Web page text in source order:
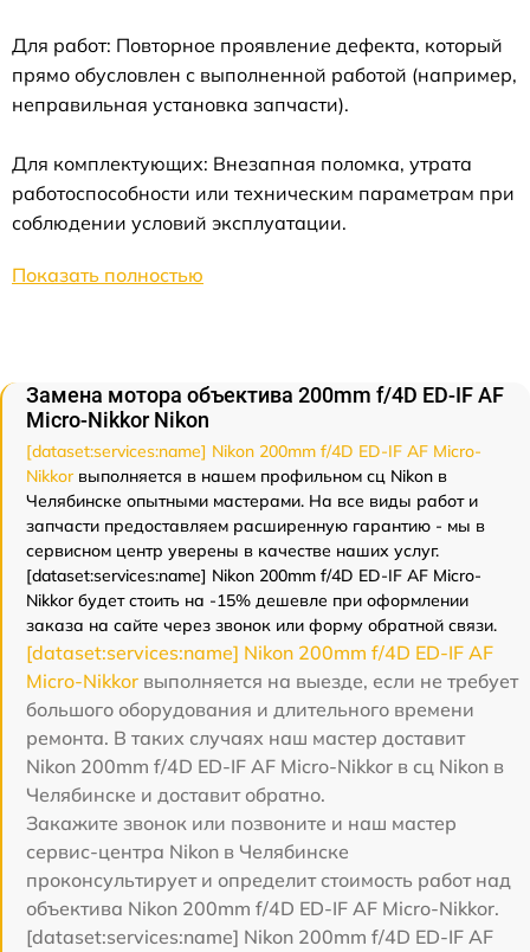
Для работ: Повторное проявление дефекта, который
прямо обусловлен с выполненной работой (например,
неправильная установка запчасти).
Для комплектующих: Внезапная поломка, утрата
работоспособности или техническим параметрам при
соблюдении условий эксплуатации.
Показать полностью
Замена мотора объектива 200mm f/4D ED-IF AF
Micro-Nikkor Nikon
[dataset:services:name] Nikon 200mm f/4D ED-IF AF Micro-
Nikkorвыполняется в нашем профильном сц Nikon в
Челябинске опытными мастерами. На все виды работ и
запчасти предоставляем расширенную гарантию - мы в
сервисном центр уверены в качестве наших услуг.
[dataset:services:name] Nikon 200mm f/4D ED-IF AF Micro-
Nikkor будет стоить на -15% дешевле при оформлении
заказа на сайте через звонок или форму обратной связи.
[dataset:services:name] Nikon 200mm f/4D ED-IF AF
Micro-Nikkor выполняется на выезде, если не требует
большого оборудования и длительного времени
ремонта. В таких случаях наш мастер доставит
Nikon 200mm f/4D ED-IF AF Micro-Nikkor в сц Nikon в
Челябинске и доставит обратно.
Закажите звонок или позвоните и наш мастер
сервис-центра Nikon в Челябинске
проконсультирует и определит стоимость работ над
объектива Nikon 200mm f/4D ED-IF AF Micro-Nikkor.
[dataset:services:name] Nikon 200mm f/4D ED-IF AF